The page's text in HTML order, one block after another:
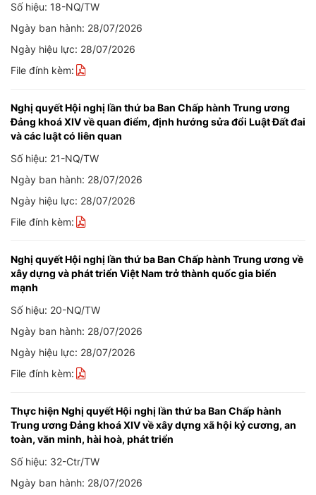
Số hiệu: 18-NQ/TW
Ngày ban hành: 28/07/2026
Ngày hiệu lực: 28/07/2026
File đính kèm:
Nghị quyết Hội nghị lần thứ ba Ban Chấp hành Trung ương
Đảng khoá XIV về quan điểm, định hướng sửa đổi Luật Đất đai
và các luật có liên quan
Số hiệu: 21-NQ/TW
Ngày ban hành: 28/07/2026
Ngày hiệu lực: 28/07/2026
File đính kèm:
Nghị quyết Hội nghị lần thứ ba Ban Chấp hành Trung ương về
xây dựng và phát triển Việt Nam trở thành quốc gia biển
mạnh
Số hiệu: 20-NQ/TW
Ngày ban hành: 28/07/2026
Ngày hiệu lực: 28/07/2026
File đính kèm:
Thực hiện Nghị quyết Hội nghị lần thứ ba Ban Chấp hành
Trung ương Đảng khoá XIV về xây dựng xã hội kỷ cương, an
toàn, văn minh, hài hoà, phát triển
Số hiệu: 32-Ctr/TW
Ngày ban hành: 28/07/2026